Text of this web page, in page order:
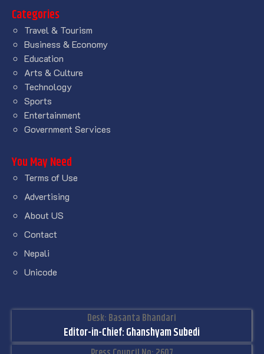
Categories
Travel & Tourism
Business & Economy
Education
Arts & Culture
Technology
Sports
Entertainment
Government Services
You May Need
Terms of Use
Advertising
About US
Contact
Nepali
Unicode
Desk: Basanta Bhandari
Editor-in-Chief: Ghanshyam Subedi